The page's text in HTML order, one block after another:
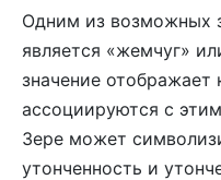
Одним из возможных
является «жемчуг»
значение отображает
ассоциируются с
Зере может
утонченность и